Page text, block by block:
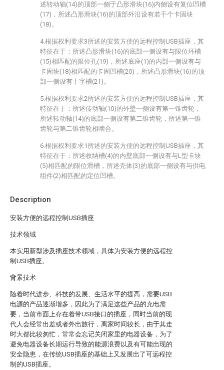
Description
安装方便的远程控制USB插座
技术领域
本实用新型涉及插座技术领域，具体为安装方便的远程控
制USB插座。
背景技术
随着时代进步、科技的发展、生活水平的提高，需要USB
电源的产品逐渐增多，因此为了满足这些产品的充电需
要，当前市面上存在着带USB接口的插座，同时当前的现
代人会经常出差或者外出旅行，离家时间较长，由于其走
时大都比较匆忙，常常会忘记关闭家里的电器设备，为了
避免电器设备长期运行导致的能源浪费以及有可能出现的
安全隐患，在传统USB插座的基础上又发展出了可远程控
制的USB插座。
述转动轴(14)的顶部一侧于凸形滑块(16)内侧设有复位凹槽
(17)，所述凸形滑块(16)的顶部外沿设有若干个卡固块
(18)。
4.根据权利要求3所述的安装方便的远程控制USB插座，其
特征在于：所述凸形滑块(16)的底部一侧设有与限位环槽
(15)相匹配的限位孔(19)，所述底座(1)的内部一侧设有与
卡固块(18)相匹配的卡固凹槽(20)，所述凸形滑块(16)的顶
部一侧设有十字槽(21)。
5.根据权利要求2所述的安装方便的远程控制USB插座，其
特征在于：所述传动轴(10)的外壁一侧设有第一锥齿轮，
所述转动轴(14)的底部一侧设有第二锥齿轮，所述第一锥
齿轮与第二锥齿轮相啮合。
6.根据权利要求1所述的安装方便的远程控制USB插座，其
特征在于：所述收纳槽(4)的内壁底部一侧设有与L型卡块
(5)相匹配的限位滑槽，所述壳体(3)的底部一侧设有与供电
组件(2)相匹配的定位凹槽。